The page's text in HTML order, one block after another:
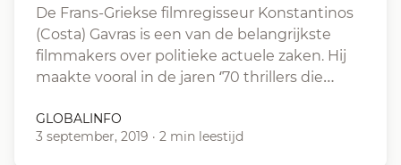
De Frans-Griekse filmregisseur Konstantinos
(Costa) Gavras is een van de belangrijkste
filmmakers over politieke actuele zaken. Hij
maakte vooral in de jaren ‘70 thrillers die…
GLOBALINFO
3 september, 2019 · 2 min leestijd